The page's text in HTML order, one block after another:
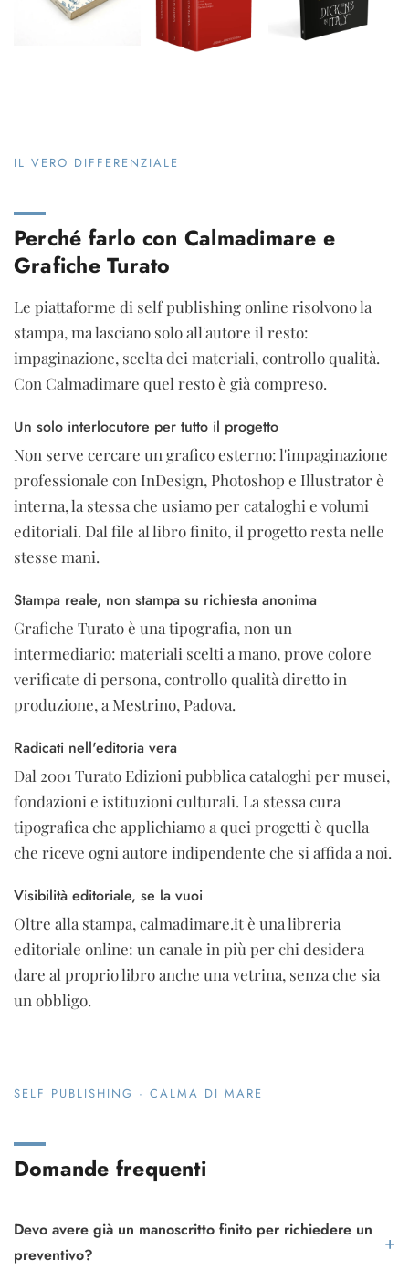
IL VERO DIFFERENZIALE
Perché farlo con Calmadimare e
Grafiche Turato
Le piattaforme di self publishing online risolvono la
stampa, ma lasciano solo all'autore il resto:
impaginazione, scelta dei materiali, controllo qualità.
Con Calmadimare quel resto è già compreso.
Un solo interlocutore per tutto il progetto
Non serve cercare un grafico esterno: l'impaginazione
professionale con InDesign, Photoshop e Illustrator è
interna, la stessa che usiamo per cataloghi e volumi
editoriali. Dal file al libro finito, il progetto resta nelle
stesse mani.
Stampa reale, non stampa su richiesta anonima
Grafiche Turato è una tipografia, non un
intermediario: materiali scelti a mano, prove colore
verificate di persona, controllo qualità diretto in
produzione, a Mestrino, Padova.
Radicati nell'editoria vera
Dal 2001 Turato Edizioni pubblica cataloghi per musei,
fondazioni e istituzioni culturali. La stessa cura
tipografica che applichiamo a quei progetti è quella
che riceve ogni autore indipendente che si affida a noi.
Visibilità editoriale, se la vuoi
Oltre alla stampa, calmadimare.it è una libreria
editoriale online: un canale in più per chi desidera
dare al proprio libro anche una vetrina, senza che sia
un obbligo.
SELF PUBLISHING · CALMA DI MARE
Domande frequenti
Devo avere già un manoscritto finito per richiedere un
preventivo?